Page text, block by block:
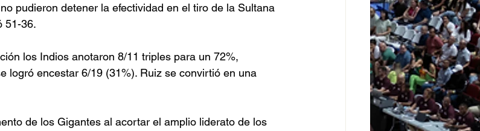
pudieron detener la efectividad en el tiro de la Sultana
51-36.
los Indios anotaron 8/11 triples para un 72%,
logró encestar 6/19 (31%). Ruiz se convirtió en una
de los Gigantes al acortar el amplio liderato de los